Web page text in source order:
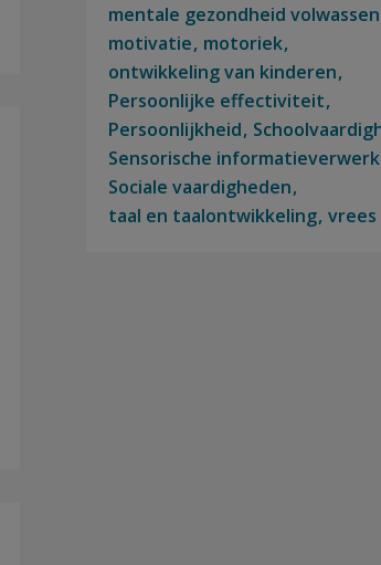
mentale gezondheid
motivatie motoriek
ontwikkeling van kinderen
Persoonlijke effectiviteit
Persoonlijkheid
Sensorische
Sociale vaardigheden
taal en taalontwikkeling vrees